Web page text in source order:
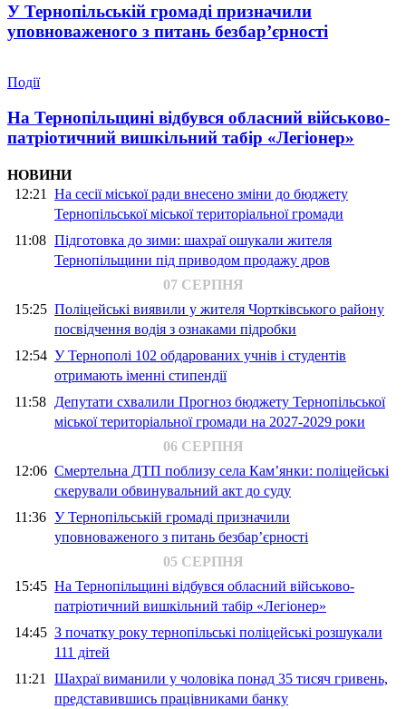
У Тернопільській громаді призначили
уповноваженого з питань безбар’єрності
Події
На Тернопільщині відбувся обласний військово-
патріотичний вишкільний табір «Легіонер»
НОВИНИ
12:21 На сесії міської ради внесено зміни до бюджету
Тернопільської міської територіальної громади
11:08 Підготовка до зими: шахраї ошукали жителя
Тернопільщини під приводом продажу дров
07 СЕРПНЯ
15:25 Поліцейські виявили у жителя Чортківського району
посвідчення водія з ознаками підробки
12:54 У Тернополі 102 обдарованих учнів і студентів
отримають іменні стипендії
11:58 Депутати схвалили Прогноз бюджету Тернопільської
міської територіальної громади на 2027-2029 роки
06 СЕРПНЯ
12:06 Смертельна ДТП поблизу села Кам’янки: поліцейські
скерували обвинувальний акт до суду
11:36 У Тернопільській громаді призначили
уповноваженого з питань безбар’єрності
05 СЕРПНЯ
15:45 На Тернопільщині відбувся обласний військово-
патріотичний вишкільний табір «Легіонер»
14:45 З початку року тернопільські поліцейські розшукали
111 дітей
11:21 Шахраї виманили у чоловіка понад 35 тисяч гривень,
представившись працівниками банку